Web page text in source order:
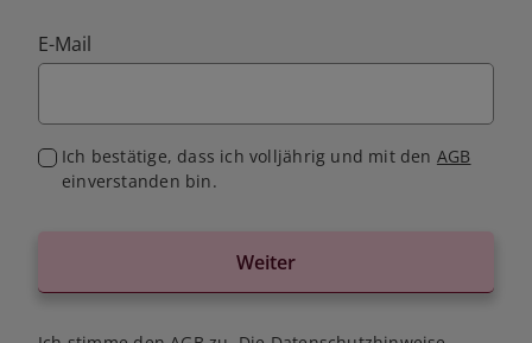
E-Mail
Ich bestätige, dass ich volljährig und mit den AGB
einverstanden bin.
Weiter